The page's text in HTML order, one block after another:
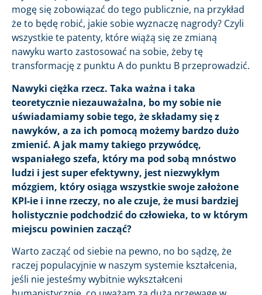
mogę się zobowiązać do tego publicznie, na przykład
że to będę robić, jakie sobie wyznaczę nagrody? Czyli
wszystkie te patenty, które wiążą się ze zmianą
nawyku warto zastosować na sobie, żeby tę
transformację z punktu A do punktu B przeprowadzić.
Nawyki ciężka rzecz. Taka ważna i taka
teoretycznie niezauważalna, bo my sobie nie
uświadamiamy sobie tego, że składamy się z
nawyków, a za ich pomocą możemy bardzo dużo
zmienić. A jak mamy takiego przywódcę,
wspaniałego szefa, który ma pod sobą mnóstwo
ludzi i jest super efektywny, jest niezwykłym
mózgiem, który osiąga wszystkie swoje założone
KPI-ie i inne rzeczy, no ale czuje, że musi bardziej
holistycznie podchodzić do człowieka, to w którym
miejscu powinien zacząć?
Warto zacząć od siebie na pewno, no bo sądzę, że
raczej populacyjnie w naszym systemie kształcenia,
jeśli nie jesteśmy wybitnie wykształceni